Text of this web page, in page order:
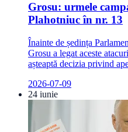
Grosu: urmele
Plahotniuc în nr. 13
Înainte de ședința
Grosu a legat aceste
așteaptă decizia privind
2026-07-09
24 iunie